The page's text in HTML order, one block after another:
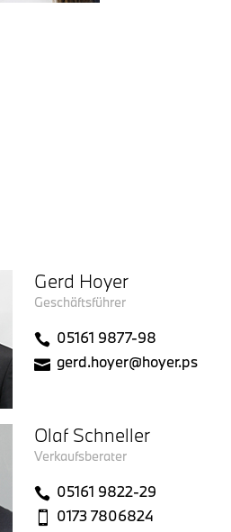
Gerd Hoyer
Geschäftsführer
05161 9877-98
gerd.hoyer@hoyer.ps
Olaf Schneller
Verkaufsberater
05161 9822-29
0173 7806824